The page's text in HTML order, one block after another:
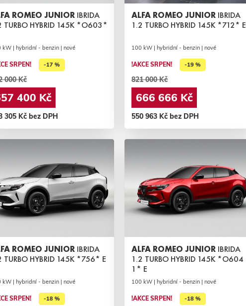
ROMEO JUNIOR IBRIDA
TURBO HYBRID 145K *O603*
kW | hybridní - benzin | nové
SRPEN! -17 %
000 Kč
400 Kč
305 Kč bez DPH
ALFA ROMEO JUNIOR IBRIDA
1.2 TURBO HYBRID 145K *712* E
100 kW | hybridní - benzin | nové
!AKCE SRPEN! -19 %
821 000 Kč
666 666 Kč
550 963 Kč bez DPH
ROMEO JUNIOR IBRIDA
TURBO HYBRID 145K *756* E
kW | hybridní - benzin | nové
SRPEN! -18 %
ALFA ROMEO JUNIOR IBRIDA
1.2 TURBO HYBRID 145K *O604
1* E
100 kW | hybridní - benzin | nové
!AKCE SRPEN! -18 %